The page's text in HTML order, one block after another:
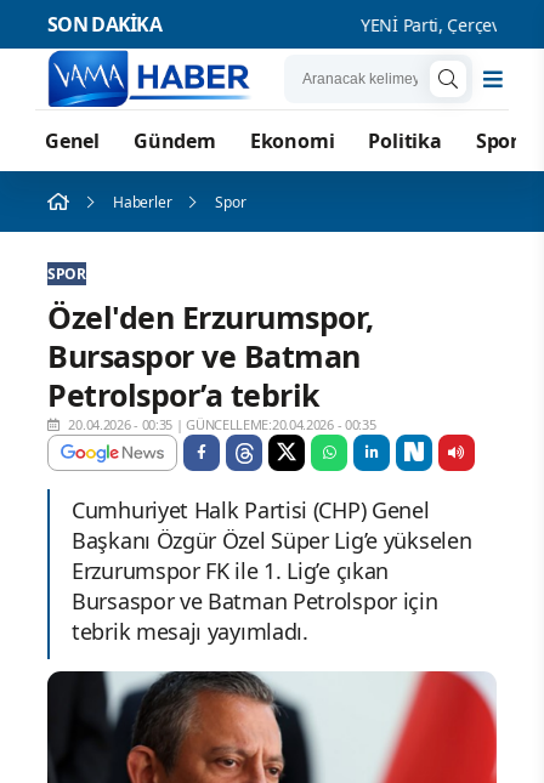
SON DAKİKA YENİ Parti, Çerçeve
Genel Gündem Ekonomi Politika Spor
Haberler Spor
SPOR
Özel'den Erzurumspor,
Bursaspor ve Batman
Petrolspor’a tebrik
20.04.2026 - 00:35 |GÜNCELLEME:20.04.2026 - 00:35
Cumhuriyet Halk Partisi (CHP) Genel
Başkanı Özgür Özel Süper Lig’e yükselen
Erzurumspor FK ile 1. Lig’e çıkan
Bursaspor ve Batman Petrolspor için
tebrik mesajı yayımladı.